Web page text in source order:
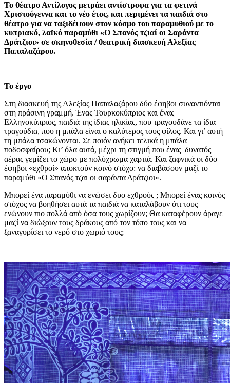
Το θέατρο Αντίλογος μετράει αντίστροφα για τα φετινά
Χριστούγεννα και το νέο έτος, και περιμένει τα παιδιά στο
θέατρο για να ταξιδέψουν στον κόσμο του παραμυθιού με το
κυπριακό, λαϊκό παραμύθι «Ο Σπανός τζιαί οι Σαράντα
Δράτζιοι» σε σκηνοθεσία / θεατρική διασκευή Αλεξίας
Παπαλαζάρου.
Το έργο
Στη διασκευή της Αλεξίας Παπαλαζάρου δύο έφηβοι συναντιόνται
στη πράσινη γραμμή. Ένας Τουρκοκύπριος και ένας
Ελληνοκύπριος, παιδιά της ίδιας ηλικίας, που τραγουδάνε τα ίδια
τραγούδια, που η μπάλα είναι ο καλύτερος τους φίλος. Και γι’ αυτή
τη μπάλα τσακώνονται. Σε ποιόν ανήκει τελικά η μπάλα
ποδοσφαίρου; Κι’ όλα αυτά, μέχρι τη στιγμή που ένας δυνατός
αέρας γεμίζει το χώρο με πολύχρωμα χαρτιά. Και ξαφνικά οι δύο
έφηβοι «εχθροί» αποκτούν κοινό στόχο: να διαβάσουν μαζί το
παραμύθι «Ο Σπανός τζαι οι σαράντα Δράτζιοι».
Μπορεί ένα παραμύθι να ενώσει δυο εχθρούς ; Μπορεί ένας κοινός
στόχος να βοηθήσει αυτά τα παιδιά να καταλάβουν ότι τους
ενώνουν πιο πολλά από όσα τους χωρίζουν; Θα καταφέρουν άραγε
μαζί να διώξουν τους δράκους από τον τόπο τους και να
ξαναγυρίσει το νερό στο χωριό τους;